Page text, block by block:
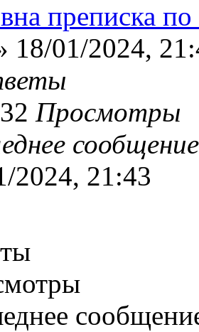
преписка
18/01/2024,
Просмотры
2024, 21:43